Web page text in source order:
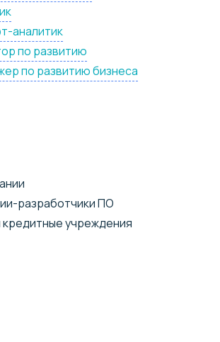
аналитик
по развитию
по развитию бизнеса
разработчики ПО
кредитные учреждения
Информационная бизнес-
аналитика
Учебное заведение: МФЮА